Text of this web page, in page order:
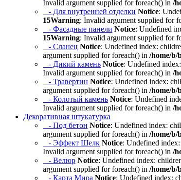
Invalid argument supplied for foreach() in /
- Для внутренней отделки Notice:
15Warning: Invalid argument supplied for
- Фасадные панели Notice: Undefined
15Warning: Invalid argument supplied for
- Сланец Notice: Undefined index:
argument supplied for foreach() in /home/b/
- Дикий камень Notice: Undefined
Invalid argument supplied for foreach() in /
- Травертин Notice: Undefined index:
argument supplied for foreach() in /home/b/
- Колотый камень Notice: Undefined
Invalid argument supplied for foreach() in /
Декоративная штукатурка
- Под бетон Notice: Undefined index:
argument supplied for foreach() in /home/b/
- Эффект Шелк Notice: Undefined
Invalid argument supplied for foreach() in /
- Велюр Notice: Undefined index:
argument supplied for foreach() in /home/b/
- Карта Мира Notice: Undefined index: